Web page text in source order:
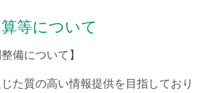
等について
備について】
た質の高い情報提供を目指しており